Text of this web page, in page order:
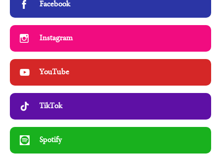
Facebook
Instagram
YouTube
TikTok
Spotify